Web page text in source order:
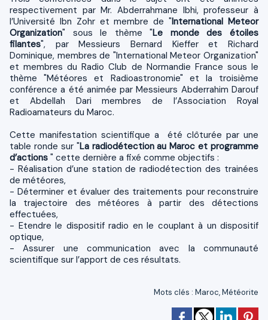
respectivement par Mr. Abderrahmane Ibhi, professeur à
l’Université Ibn Zohr et membre de "International Meteor
Organization" sous le thème "Le monde des étoiles
filantes", par Messieurs Bernard Kieffer et Richard
Dominique, membres de "International Meteor Organization"
et membres du Radio Club de Normandie France sous le
thème "Météores et Radioastronomie" et la troisième
conférence a été animée par Messieurs Abderrahim Darouf
et Abdellah Dari membres de l’Association Royal
Radioamateurs du Maroc.
Cette manifestation scientifique a été clôturée par une
table ronde sur "La radiodétection au Maroc et programme
d’actions " cette dernière a fixé comme objectifs :
- Réalisation d’une station de radiodétection des trainées
de météores,
- Déterminer et évaluer des traitements pour reconstruire
la trajectoire des météores à partir des détections
effectuées,
- Etendre le dispositif radio en le couplant à un dispositif
optique,
- Assurer une communication avec la communauté
scientifique sur l’apport de ces résultats.
Mots clés : Maroc,Météorite